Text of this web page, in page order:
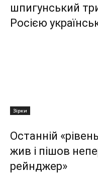
шпигунський
Росією
Зірки
Останній
жив і пішов
рейнджер»